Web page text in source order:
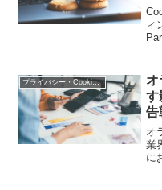
ィ
プライバシー・Cookie規制
オ
す
告
オ
業
に